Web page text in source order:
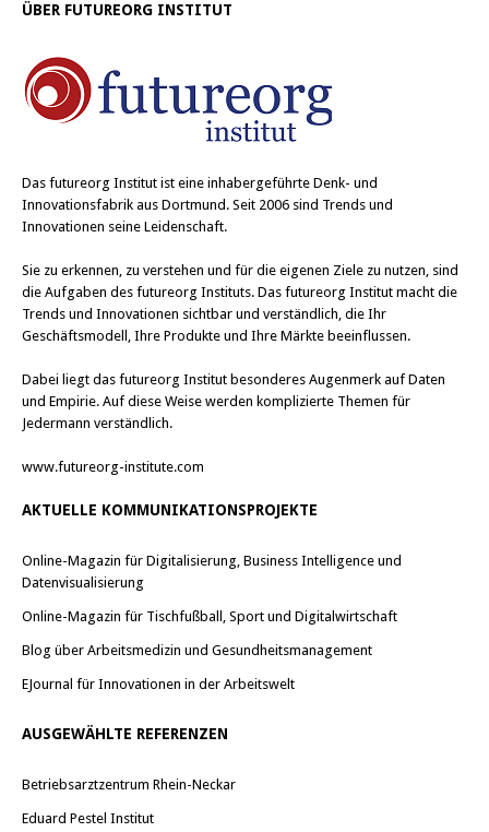
ÜBER FUTUREORG INSTITUT
Das futureorg Institut ist eine inhabergeführte Denk- und
Innovationsfabrik aus Dortmund. Seit 2006 sind Trends und
Innovationen seine Leidenschaft.
Sie zu erkennen, zu verstehen und für die eigenen Ziele zu nutzen, sind
die Aufgaben des futureorg Instituts. Das futureorg Institut macht die
Trends und Innovationen sichtbar und verständlich, die Ihr
Geschäftsmodell, Ihre Produkte und Ihre Märkte beeinflussen.
Dabei liegt das futureorg Institut besonderes Augenmerk auf Daten
und Empirie. Auf diese Weise werden komplizierte Themen für
Jedermann verständlich.
www.futureorg-institute.com
AKTUELLE KOMMUNIKATIONSPROJEKTE
Online-Magazin für Digitalisierung, Business Intelligence und
Datenvisualisierung
Online-Magazin für Tischfußball, Sport und Digitalwirtschaft
Blog über Arbeitsmedizin und Gesundheitsmanagement
EJournal für Innovationen in der Arbeitswelt
AUSGEWÄHLTE REFERENZEN
Betriebsarztzentrum Rhein-Neckar
Eduard Pestel Institut